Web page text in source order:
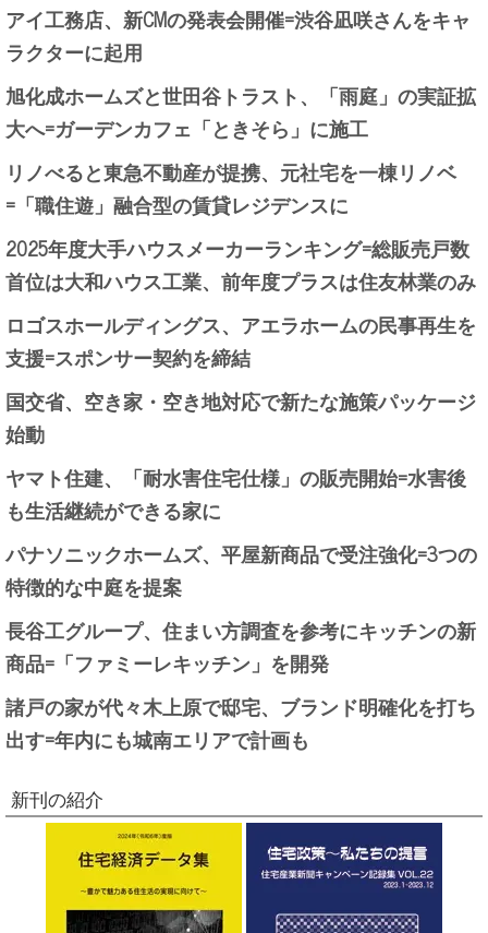
アイ工務店、新CMの発表会開催=渋谷凪咲さんをキャ
ラクターに起用
旭化成ホームズと世田谷トラスト、「雨庭」の実証拡
大へ=ガーデンカフェ「ときそら」に施工
リノべると東急不動産が提携、元社宅を一棟リノベ
=「職住遊」融合型の賃貸レジデンスに
2025年度大手ハウスメーカーランキング=総販売戸数
首位は大和ハウス工業、前年度プラスは住友林業のみ
ロゴスホールディングス、アエラホームの民事再生を
支援=スポンサー契約を締結
国交省、空き家・空き地対応で新たな施策パッケージ
始動
ヤマト住建、「耐水害住宅仕様」の販売開始=水害後
も生活継続ができる家に
パナソニックホームズ、平屋新商品で受注強化=3つの
特徴的な中庭を提案
長谷工グループ、住まい方調査を参考にキッチンの新
商品=「ファミーレキッチン」を開発
諸戸の家が代々木上原で邸宅、ブランド明確化を打ち
出す=年内にも城南エリアで計画も
新刊の紹介